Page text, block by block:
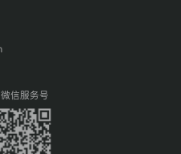
微信服务号